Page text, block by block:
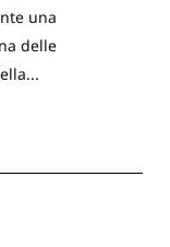
una
delle